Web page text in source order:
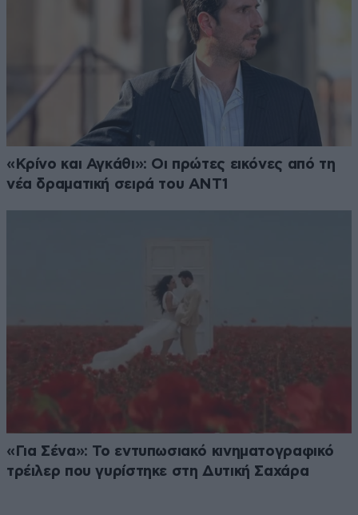
«Κρίνο και Αγκάθι»: Οι πρώτες εικόνες από τη
νέα δραματική σειρά του ANT1
«Για Σένα»: Το εντυπωσιακό κινηματογραφικό
τρέιλερ που γυρίστηκε στη Δυτική Σαχάρα